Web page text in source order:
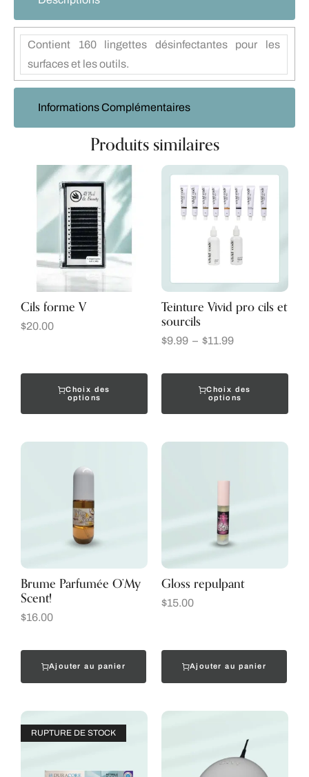
Informations Complémentaires
Contient 160 lingettes désinfectantes pour les
surfaces et les outils.
Produits similaires
Cils forme V
$20.00
Choix des
options
Teinture Vivid pro cils et
sourcils
$9.99 – $11.99
Choix des
options
Brume Parfumée O’My
Scent!
$16.00
Ajouter au panier
Gloss repulpant
$15.00
Ajouter au panier
RUPTURE DE STOCK